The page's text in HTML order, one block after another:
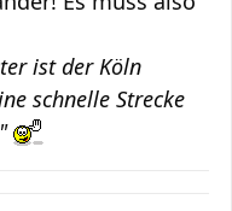
ist der Köln
schnelle Strecke